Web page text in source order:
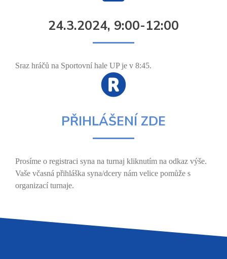
24.3.2024, 9:00-12:00
Sraz hráčů na Sportovní hale UP je v 8:45.
PŘIHLÁŠENÍ ZDE
Prosíme o registraci syna na turnaj kliknutím na odkaz výše.
Vaše včasná přihláška syna/dcery nám velice pomůže s
organizací turnaje.